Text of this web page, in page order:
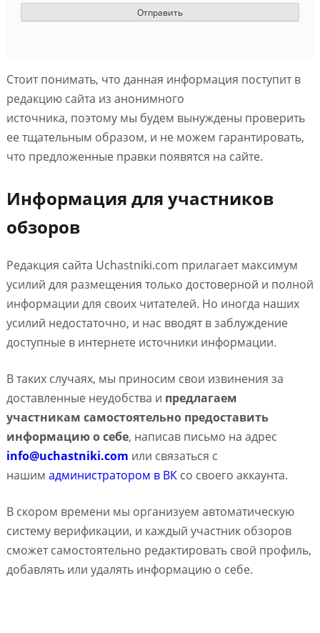
Стоит понимать, что данная информация поступит в
редакцию сайта из анонимного
источника, поэтому мы будем вынуждены проверить
ее тщательным образом, и не можем гарантировать,
что предложенные правки появятся на сайте.
Информация для участников
обзоров
Редакция сайта Uchastniki.com прилагает максимум
усилий для размещения только достоверной и полной
информации для своих читателей. Но иногда наших
усилий недостаточно, и нас вводят в заблуждение
доступные в интернете источники информации.
В таких случаях, мы приносим свои извинения за
доставленные неудобства и предлагаем
участникам самостоятельно предоставить
информацию о себе, написав письмо на адрес
info@uchastniki.com или связаться с
нашим администратором в ВКсо своего аккаунта.
В скором времени мы организуем автоматическую
систему верификации, и каждый участник обзоров
сможет самостоятельно редактировать свой профиль,
добавлять или удалять информацию о себе.